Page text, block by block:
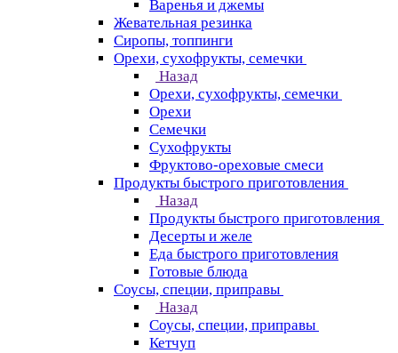
Варенья и джемы
Жевательная резинка
Сиропы, топпинги
Орехи, сухофрукты, семечки
Назад
Орехи, сухофрукты, семечки
Орехи
Семечки
Сухофрукты
Фруктово-ореховые смеси
Продукты быстрого приготовления
Назад
Продукты быстрого приготовления
Десерты и желе
Еда быстрого приготовления
Готовые блюда
Соусы, специи, приправы
Назад
Соусы, специи, приправы
Кетчуп